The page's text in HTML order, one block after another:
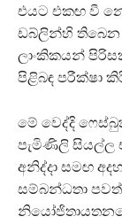
එයට එකඟ වී
ඩබ්ලින්හි තිබෙන
ලාංකිකයන්
පිළිබඳ පරීක්ෂා
මේ වෙද්දි
පැමිණිලි සියල්ල
අනිද්දා සමඟ
සම්බන්ධතා